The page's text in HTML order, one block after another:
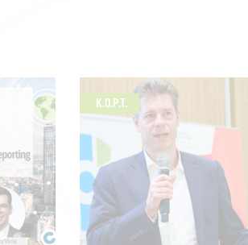
K.O.P.T.